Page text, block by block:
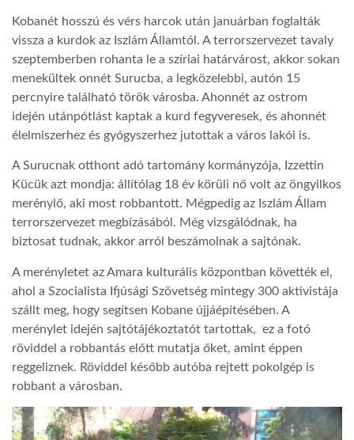
A NAP SZÉPE
LINKTR.EE
DOBRAVERO.HU
GLOBOBOOK
Kobanét hosszú és vérs harcok után januárban foglalták
vissza a kurdok az Iszlám Államtól. A terrorszervezet tavaly
szeptemberben rohanta le a szíriai határvárost, akkor sokan
menekültek onnét Surucba, a legközelebbi, autón 15
percnyire található török városba. Ahonnét az ostrom
idején utánpótlást kaptak a kurd fegyveresek, és ahonnét
élelmiszerhez és gyógyszerhez jutottak a város lakói is.
A Surucnak otthont adó tartomány kormányzója, Izzettin
Kücük azt mondja: állítólag 18 év körüli nő volt az öngyilkos
merénylő, aki most robbantott. Mégpedig az Iszlám Állam
terrorszervezet megbízásából. Még vizsgálódnak, ha
biztosat tudnak, akkor arról beszámolnak a sajtónak.
A merényletet az Amara kulturális központban követték el,
ahol a Szocialista Ifjúsági Szövetség mintegy 300 aktivistája
szállt meg, hogy segítsen Kobane újjáépítésében. A
merénylet idején sajtótájékoztatót tartottak, ez a fotó
röviddel a robbantás előtt mutatja őket, amint éppen
reggeliznek. Röviddel később autóba rejtett pokolgép is
robbant a városban.